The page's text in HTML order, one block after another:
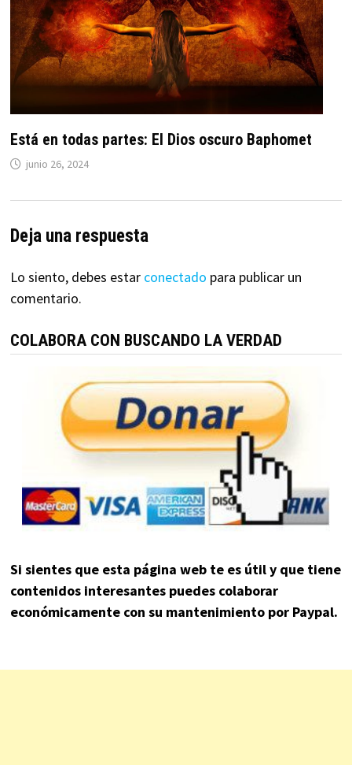
Está en todas partes: El Dios oscuro Baphomet
junio 26, 2024
Deja una respuesta
Lo siento, debes estar conectado para publicar un
comentario.
COLABORA CON BUSCANDO LA VERDAD
Si sientes que esta página web te es útil y que tiene
contenidos interesantes puedes colaborar
económicamente con su mantenimiento por Paypal.